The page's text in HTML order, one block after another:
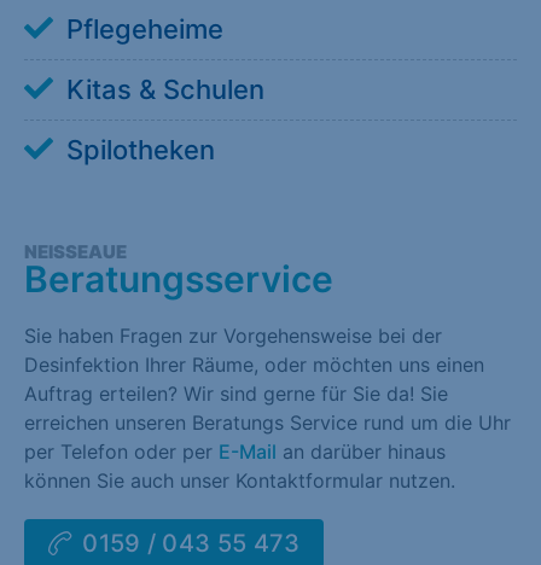
Pflegeheime
Kitas & Schulen
Spilotheken
NEISSEAUE
Beratungsservice
Sie haben Fragen zur Vorgehensweise bei der
Desinfektion Ihrer Räume, oder möchten uns einen
Auftrag erteilen? Wir sind gerne für Sie da! Sie
erreichen unseren Beratungs Service rund um die Uhr
per Telefon oder per E-Mail an darüber hinaus
können Sie auch unser Kontaktformular nutzen.
0159 / 043 55 473